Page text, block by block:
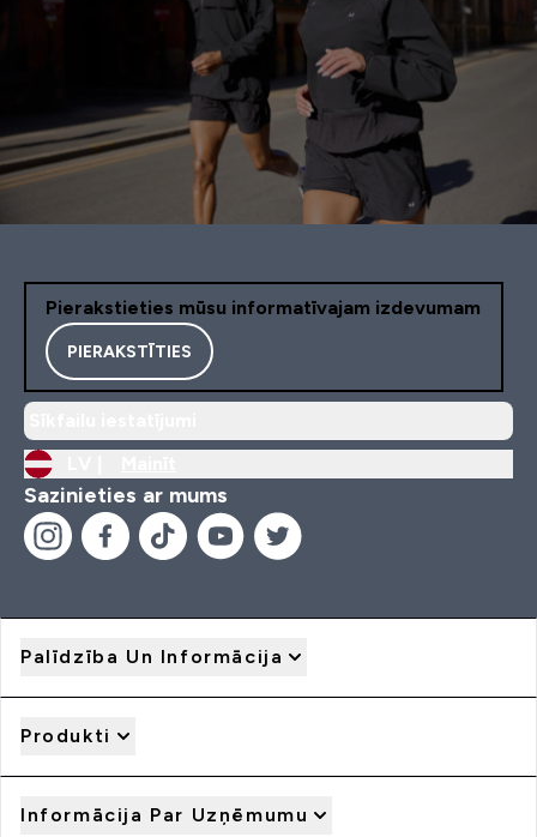
Pierakstieties mūsu informatīvajam izdevumam
PIERAKSTĪTIES
Sazinieties ar mums
Palīdzība Un Informācija
Produkti
Informācija Par Uzņēmumu